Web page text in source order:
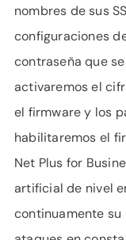
nombres de sus
configuraciones
contraseña que
activaremos el
el firmware y los
habilitaremos el
Net Plus for
artificial de nivel
continuamente su